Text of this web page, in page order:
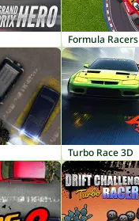
Formula Racers
Turbo Race 3D